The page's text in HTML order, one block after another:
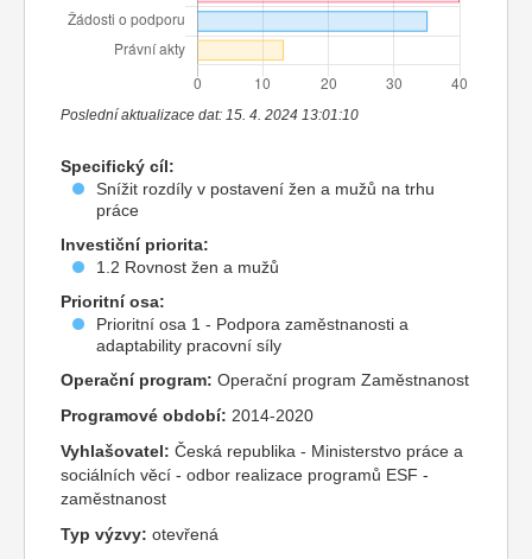
Poslední aktualizace dat: 15. 4. 2024 13:01:10
Specifický cíl:
Snížit rozdíly v postavení žen a mužů na trhu
práce
Investiční priorita:
1.2 Rovnost žen a mužů
Prioritní osa:
Prioritní osa 1 - Podpora zaměstnanosti a
adaptability pracovní síly
Operační program: Operační program Zaměstnanost
Programové období: 2014-2020
Vyhlašovatel: Česká republika - Ministerstvo práce a
sociálních věcí - odbor realizace programů ESF -
zaměstnanost
Typ výzvy: otevřená